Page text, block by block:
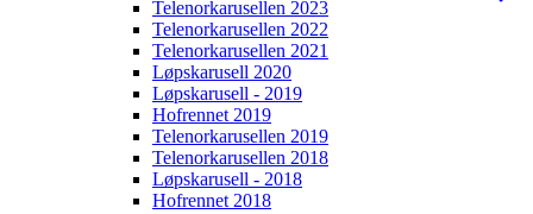
Telenorkarusellen 2023
Telenorkarusellen 2022
Telenorkarusellen 2021
Løpskarusell 2020
Løpskarusell - 2019
Hofrennet 2019
Telenorkarusellen 2019
Telenorkarusellen 2018
Løpskarusell - 2018
Hofrennet 2018